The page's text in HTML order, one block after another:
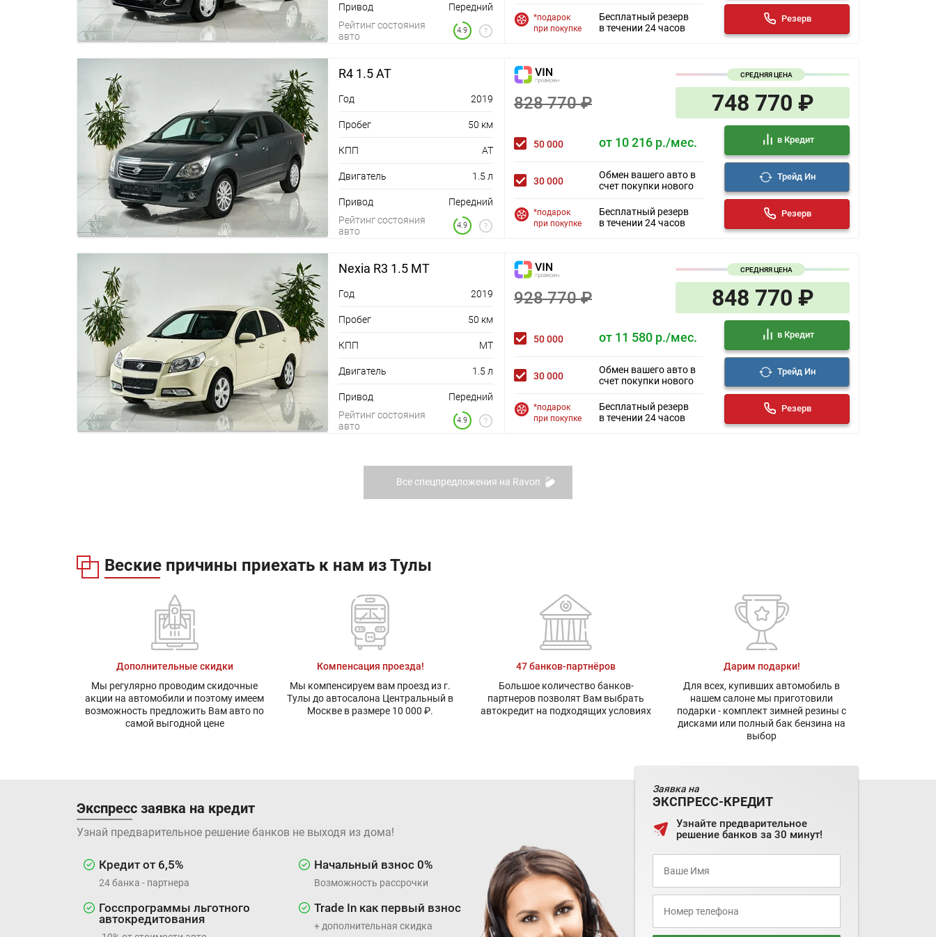
Привод
Передний
Рейтинг состояния
авто
4.9
*подарок
при покупке
Бесплатный резерв
в течении 24 часов
Резерв
R4 1.5 AT
Год 2019
Пробег 50 км
КПП AT
Двигатель 1.5 л
Привод
Передний
Рейтинг состояния
авто
4.9
СРЕДНЯЯ ЦЕНА
828 770 ₽ 748 770 ₽
50 000 от 10 216 р./мес. в Кредит
30 000
Обмен вашего авто в
счет покупки нового
Трейд Ин
*подарок
при покупке
Бесплатный резерв
в течении 24 часов
Резерв
Nexia R3 1.5 MT
Год 2019
Пробег 50 км
КПП MT
Двигатель 1.5 л
Привод
Передний
Рейтинг состояния
авто
4.9
СРЕДНЯЯ ЦЕНА
928 770 ₽ 848 770 ₽
50 000 от 11 580 р./мес. в Кредит
30 000
Обмен вашего авто в
счет покупки нового
Трейд Ин
*подарок
при покупке
Бесплатный резерв
в течении 24 часов
Резерв
Все спецпредложения на Ravon
Веские причины приехать к нам из Тулы
Дополнительные скидки
Мы регулярно проводим скидочные
акции на автомобили и поэтому имеем
возможность предложить Вам авто по
самой выгодной цене
Компенсация проезда!
Мы компенсируем вам проезд из г.
Тулы до автосалона Центральный в
Москве в размере 10 000 ₽.
47 банков-партнёров
Большое количество банков-
партнеров позволят Вам выбрать
автокредит на подходящих условиях
Дарим подарки!
Для всех, купивших автомобиль в
нашем салоне мы приготовили
подарки - комплект зимней резины с
дисками или полный бак бензина на
выбор
Экспресс заявка на кредит
Узнай предварительное решение банков не выходя из дома!
Кредит от 6,5%
24 банка - партнера
Начальный взнос 0%
Возможность рассрочки
Госспрограммы льготного
автокредитования
Trade In как первый взнос
+ дополнительная скидка
Заявка на
ЭКСПРЕСС-КРЕДИТ
Узнайте предварительное
решение банков за 30 минут!